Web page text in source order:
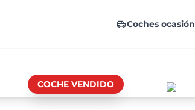
Coches ocasión
COCHE VENDIDO